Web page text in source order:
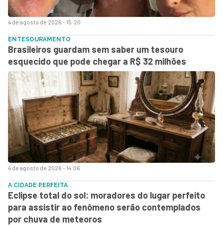
4 de agosto de 2026 - 15:20
4 de agosto de 2026 - 14:06
ENTESOURAMENTO
Brasileiros guardam sem saber um tesouro
esquecido que pode chegar a R$ 32 milhões
A CIDADE PERFEITA
Eclipse total do sol: moradores do lugar perfeito
para assistir ao fenômeno serão contemplados
por chuva de meteoros